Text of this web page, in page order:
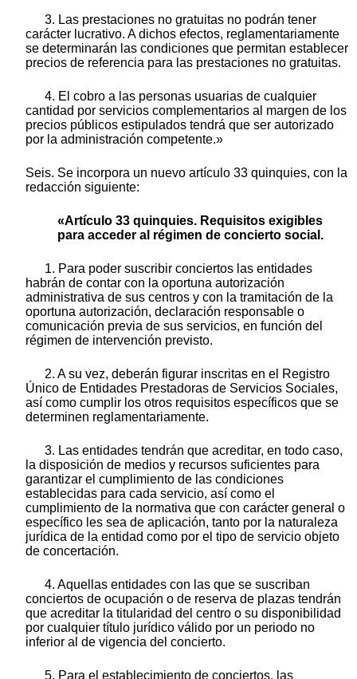
3. Las prestaciones no gratuitas no podrán tener
carácter lucrativo. A dichos efectos, reglamentariamente
se determinarán las condiciones que permitan establecer
precios de referencia para las prestaciones no gratuitas.
4. El cobro a las personas usuarias de cualquier
cantidad por servicios complementarios al margen de los
precios públicos estipulados tendrá que ser autorizado
por la administración competente.»
Seis. Se incorpora un nuevo artículo 33 quinquies, con la
redacción siguiente:
«Artículo 33 quinquies. Requisitos exigibles
para acceder al régimen de concierto social.
1. Para poder suscribir conciertos las entidades
habrán de contar con la oportuna autorización
administrativa de sus centros y con la tramitación de la
oportuna autorización, declaración responsable o
comunicación previa de sus servicios, en función del
régimen de intervención previsto.
2. A su vez, deberán figurar inscritas en el Registro
Único de Entidades Prestadoras de Servicios Sociales,
así como cumplir los otros requisitos específicos que se
determinen reglamentariamente.
3. Las entidades tendrán que acreditar, en todo caso,
la disposición de medios y recursos suficientes para
garantizar el cumplimiento de las condiciones
establecidas para cada servicio, así como el
cumplimiento de la normativa que con carácter general o
específico les sea de aplicación, tanto por la naturaleza
jurídica de la entidad como por el tipo de servicio objeto
de concertación.
4. Aquellas entidades con las que se suscriban
conciertos de ocupación o de reserva de plazas tendrán
que acreditar la titularidad del centro o su disponibilidad
por cualquier título jurídico válido por un periodo no
inferior al de vigencia del concierto.
5. Para el establecimiento de conciertos, las